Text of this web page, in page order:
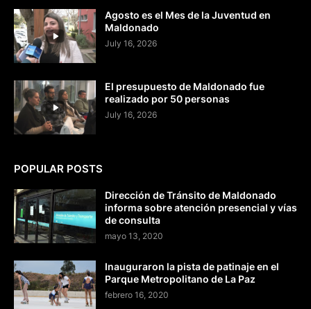
Agosto es el Mes de la Juventud en
Maldonado
July 16, 2026
El presupuesto de Maldonado fue
realizado por 50 personas
July 16, 2026
POPULAR POSTS
Dirección de Tránsito de Maldonado
informa sobre atención presencial y vías
de consulta
mayo 13, 2020
Inauguraron la pista de patinaje en el
Parque Metropolitano de La Paz
febrero 16, 2020